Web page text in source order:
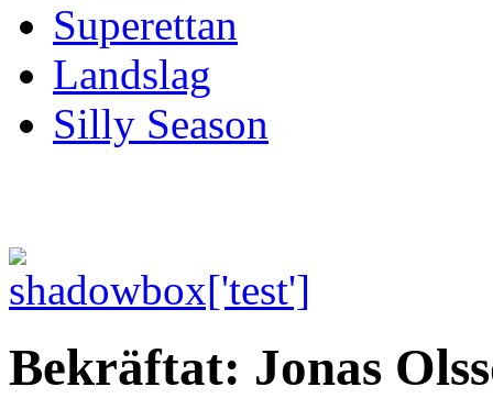
Superettan
Landslag
Silly Season
Bekräftat: Jonas